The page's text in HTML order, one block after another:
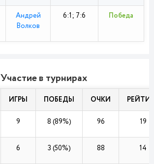
Андрей
Волков
6:1; 7:6 Победа
Участие в турнирах
ИГРЫ ПОБЕДЫ ОЧКИ
9 8 (89%) 96 19
6 3 (50%) 88 14